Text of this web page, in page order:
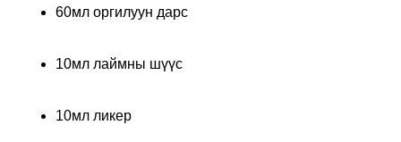
60мл оргилуун дарс
10мл лаймны шүүс
10мл ликер